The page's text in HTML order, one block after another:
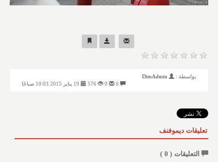
بواسطة :
DimAdmin
576
تعليقات ديموفنف
التعليقات ( 0
)